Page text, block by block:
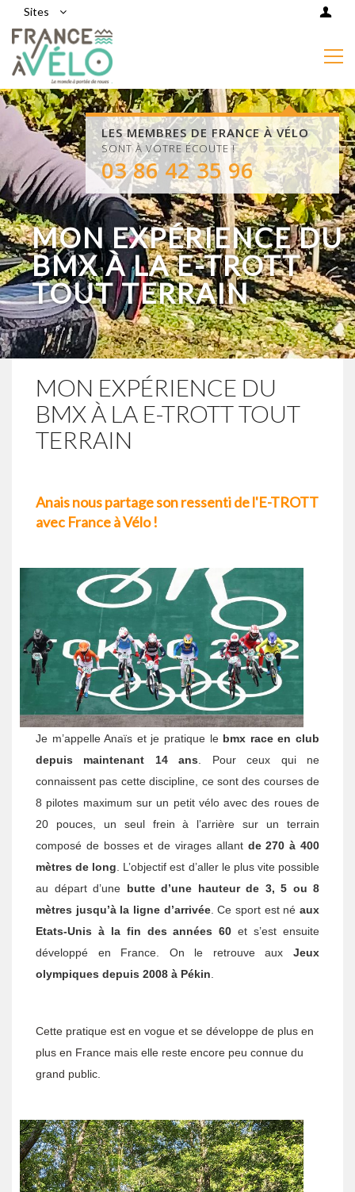
Sites
MON EXPÉRIENCE DU
BMX À LA E-TROTT
TOUT TERRAIN
LES MEMBRES DE FRANCE À VÉLO
SONT À VOTRE ÉCOUTE !
03 86 42 35 96
MON EXPÉRIENCE DU
BMX À LA E-TROTT TOUT
TERRAIN
Anais nous partage son ressenti de l'E-TROTT
avec France à Vélo !
Je m’appelle Anaïs et je pratique lebmx race en club
depuis maintenant 14 ans . Pour ceux qui ne
connaissent pas cette discipline, ce sont des courses de
8 pilotes maximum sur un petit vélo avec des roues de
20 pouces, un seul frein à l’arrière sur un terrain
composé de bosses et de virages allantde 270 à 400
mètres de long . L’objectif est d’aller le plus vite possible
au départ d’une butte d’une hauteur de 3, 5 ou 8
mètres jusqu’à la ligne d’arrivée. Ce sport est néaux
Etats-Unis à la fin des années 60 et s’est ensuite
développé en France. On le retrouve aux Jeux
olympiques depuis 2008 à Pékin
Cette pratique est en vogue et se développe de plus en
plus en France mais elle reste encore peu connue du
grand public.